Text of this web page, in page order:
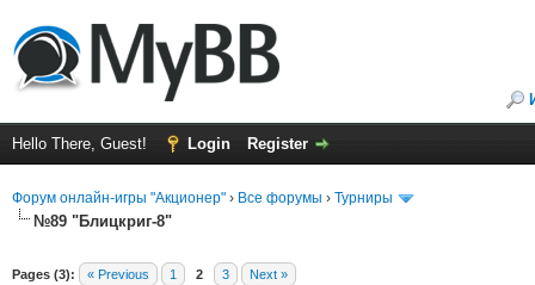
Hello There, Guest! Login Register
Форум онлайн-игры "Акционер" › Все форумы › Турниры
№89 "Блицкриг-8"
Pages (3): « Previous 1 2 3 Next »